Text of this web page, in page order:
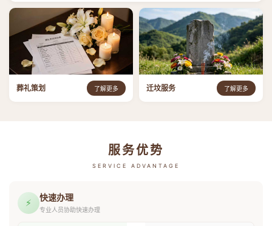
葬礼策划 了解更多 迁坟服务 了解更多
服务优势
SERVICE ADVANTAGE
⚡ 快速办理
专业人员协助快速办理